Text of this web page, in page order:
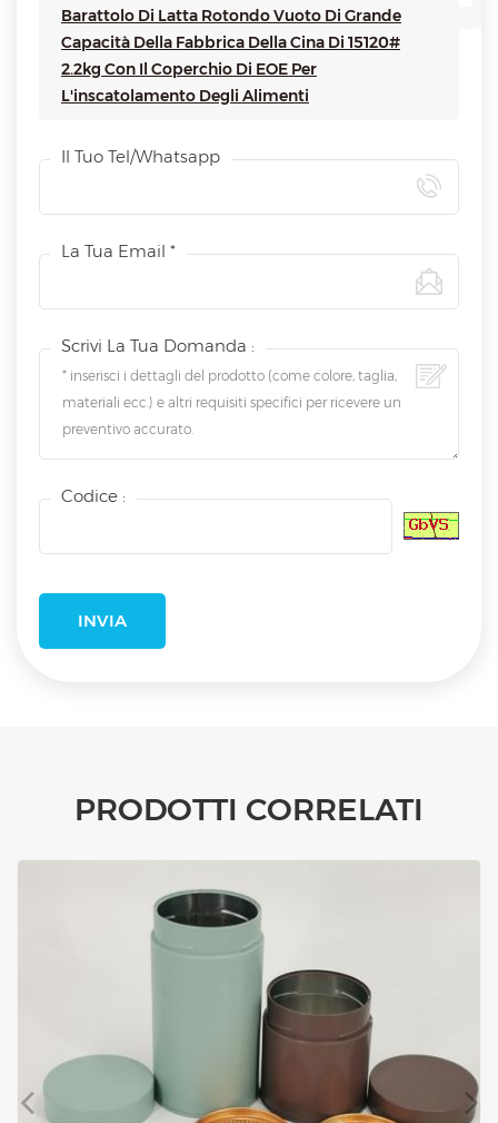
Barattolo Di Latta Rotondo Vuoto Di Grande
Capacità Della Fabbrica Della Cina Di 15120#
2.2kg Con Il Coperchio Di EOE Per
L'inscatolamento Degli Alimenti
Il Tuo Tel/whatsapp
La Tua Email *
Scrivi La Tua Domanda :
Codice :
PRODOTTI CORRELATI